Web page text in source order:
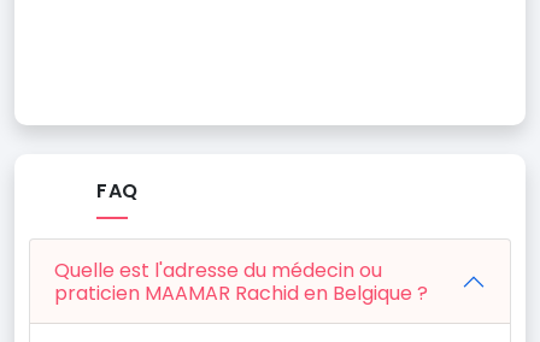
FAQ
Quelle est l'adresse du médecin ou
praticien MAAMAR Rachid en Belgique ?